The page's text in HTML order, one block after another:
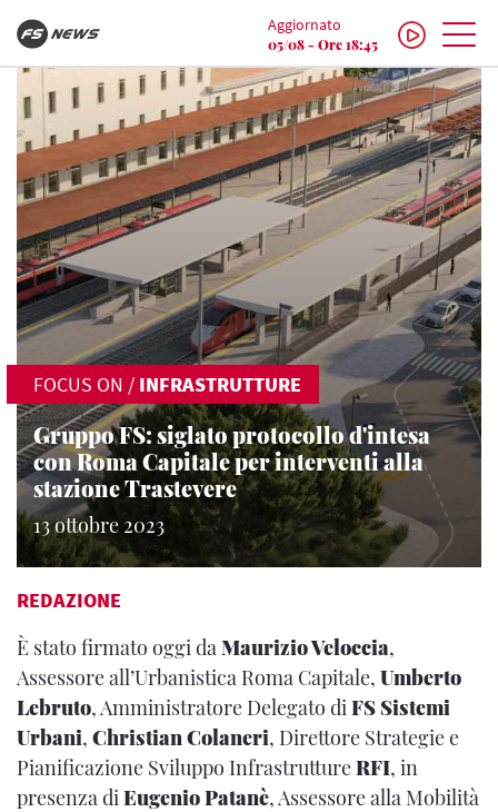
Aggiornato
05/08 - Ore 18:45
FOCUS ON / INFRASTRUTTURE
Gruppo FS: siglato protocollo d'intesa
con Roma Capitale per interventi alla
stazione Trastevere
13 ottobre 2023
REDAZIONE
È stato firmato oggi daMaurizio Veloccia,
Assessore all’Urbanistica Roma Capitale, Umberto
Lebruto, Amministratore Delegato diFS Sistemi
Urbani, Christian Colaneri, Direttore Strategie e
Pianificazione Sviluppo InfrastruttureRFI, in
presenza diEugenio Patanè, Assessore alla Mobilità